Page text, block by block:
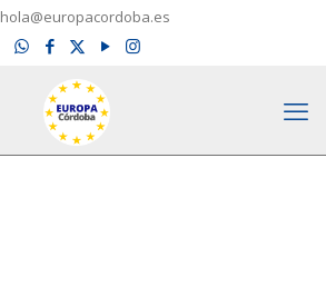
hola@europacordoba.es